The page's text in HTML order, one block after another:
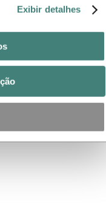
Exibir detalhes